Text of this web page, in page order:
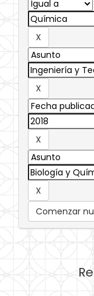
Comenzar